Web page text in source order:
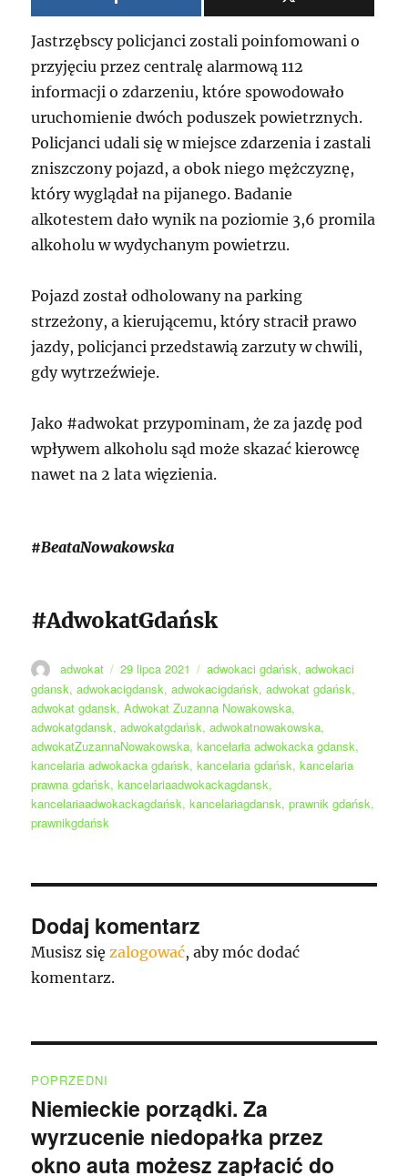
Jastrzębscy policjanci zostali poinfomowani o
przyjęciu przez centralę alarmową 112
informacji o zdarzeniu, które spowodowało
uruchomienie dwóch poduszek powietrznych.
Policjanci udali się w miejsce zdarzenia i zastali
zniszczony pojazd, a obok niego mężczyznę,
który wyglądał na pijanego. Badanie
alkotestem dało wynik na poziomie 3,6 promila
alkoholu w wydychanym powietrzu.
Pojazd został odholowany na parking
strzeżony, a kierującemu, który stracił prawo
jazdy, policjanci przedstawią zarzuty w chwili,
gdy wytrzeźwieje.
Jako #adwokat przypominam, że za jazdę pod
wpływem alkoholu sąd może skazać kierowcę
nawet na 2 lata więzienia.
#BeataNowakowska
#AdwokatGdańsk
Autor
adwokat
Data
publikacji
29 lipca 2021 Tagi
adwokaci gdańsk,adwokaci
gdansk,adwokacigdansk,adwokacigdańsk,adwokat gdańsk,
adwokat gdansk,Adwokat Zuzanna Nowakowska,
adwokatgdansk,adwokatgdańsk,adwokatnowakowska,
adwokatZuzannaNowakowska,kancelaria adwokacka gdansk,
kancelaria adwokacka gdańsk,kancelaria gdańsk,kancelaria
prawna gdańsk,kancelariaadwokackagdansk,
kancelariaadwokackagdańsk,kancelariagdansk,prawnik gdańsk,
prawnikgdańsk
Dodaj komentarz
Musisz się zalogować, aby móc dodać
komentarz.
wpisu
POPRZEDNI
Poprzedni
wpis:
Niemieckie porządki. Za
wyrzucenie niedopałka przez
okno auta możesz zapłacić do